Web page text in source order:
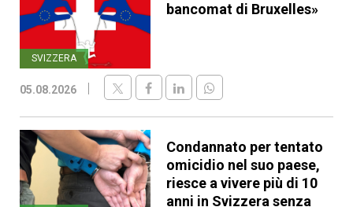
SVIZZERA
bancomat di Bruxelles»
05.08.2026
Condannato per tentato
omicidio nel suo paese,
riesce a vivere più di 10
anni in Svizzera senza